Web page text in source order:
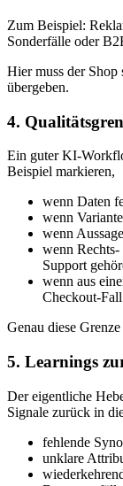
Zum Beispiel:
Sonderfälle oder
Hier muss der Shop
übergeben.
4.
Ein guter KI-
Beispiel markieren,
wenn Daten
wenn
wenn
wenn
Support
wenn aus
Checkout-
Genau diese
5. Learnings
Der eigentliche
Signale zurück in
fehlende
unklare